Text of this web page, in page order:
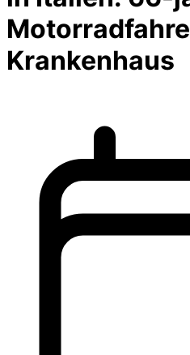
Krankenhaus